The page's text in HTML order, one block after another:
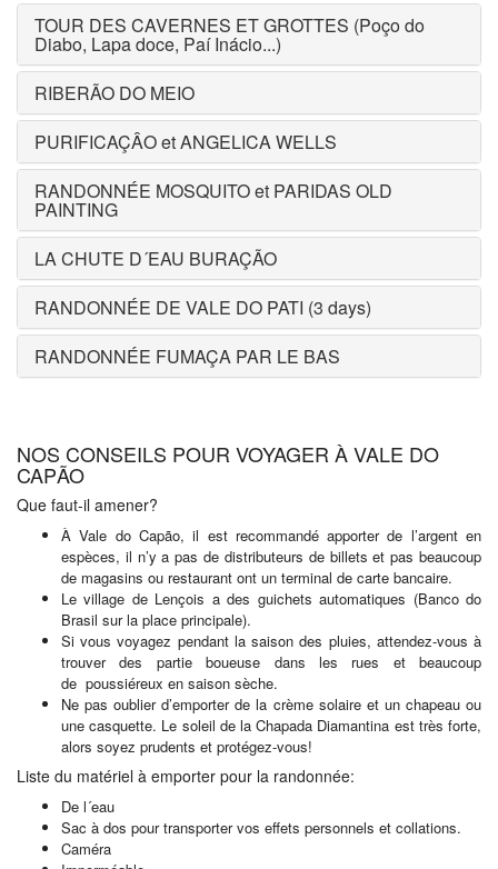
TOUR DES CAVERNES ET GROTTES (Poço do
Diabo, Lapa doce, Paí Inácio...)
RIBERÃO DO MEIO
PURIFICAÇÂO et ANGELICA WELLS
RANDONNÉE MOSQUITO et PARIDAS OLD
PAINTING
LA CHUTE D´EAU BURAÇÃO
RANDONNÉE DE VALE DO PATI (3 days)
RANDONNÉE FUMAÇA PAR LE BAS
NOS CONSEILS POUR VOYAGER À VALE DO
CAPÃO
Que faut-il amener?
À Vale do Capão, il est recommandé apporter de l’argent en
espèces, il n’y a pas de distributeurs de billets et pas beaucoup
de magasins ou restaurant ont un terminal de carte bancaire.
Le village de Lençois a des guichets automatiques (Banco do
Brasil sur la place principale).
Si vous voyagez pendant la saison des pluies, attendez-vous à
trouver des partie boueuse dans les rues et beaucoup
de poussiéreux en saison sèche.
Ne pas oublier d’emporter de la crème solaire et un chapeau ou
une casquette. Le soleil de la Chapada Diamantina est très forte,
alors soyez prudents et protégez-vous!
Liste du matériel à emporter pour la randonnée:
De l´eau
Sac à dos pour transporter vos effets personnels et collations.
Caméra